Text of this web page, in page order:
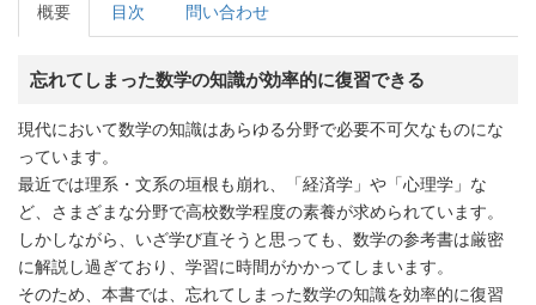
概要 目次 問い合わせ
忘れてしまった数学の知識が効率的に復習できる
現代において数学の知識はあらゆる分野で必要不可欠なものにな
っています。
最近では理系・文系の垣根も崩れ、「経済学」や「心理学」な
ど、さまざまな分野で高校数学程度の素養が求められています。
しかしながら、いざ学び直そうと思っても、数学の参考書は厳密
に解説し過ぎており、学習に時間がかかってしまいます。
そのため、本書では、忘れてしまった数学の知識を効率的に復習